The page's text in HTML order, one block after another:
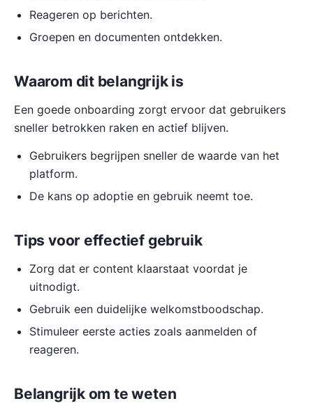
Reageren op berichten.
Groepen en documenten ontdekken.
Waarom dit belangrijk is
Een goede onboarding zorgt ervoor dat gebruikers
sneller betrokken raken en actief blijven.
Gebruikers begrijpen sneller de waarde van het
platform.
De kans op adoptie en gebruik neemt toe.
Tips voor effectief gebruik
Zorg dat er content klaarstaat voordat je
uitnodigt.
Gebruik een duidelijke welkomstboodschap.
Stimuleer eerste acties zoals aanmelden of
reageren.
Belangrijk om te weten